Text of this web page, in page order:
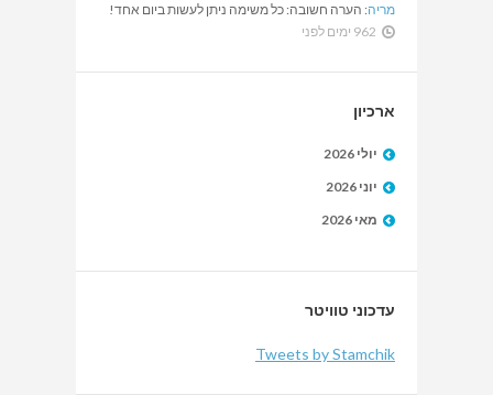
מריה: הערה חשובה: כל משימה ניתן לעשות ביום אחד!
962 ימים לפני
ארכיון
יולי 2026
יוני 2026
מאי 2026
עדכוני טוויטר
Tweets by Stamchik